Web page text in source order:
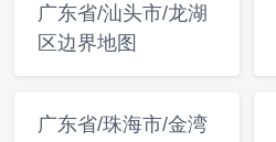
广东省/汕头市/龙湖
区边界地图
广东省/珠海市/金湾